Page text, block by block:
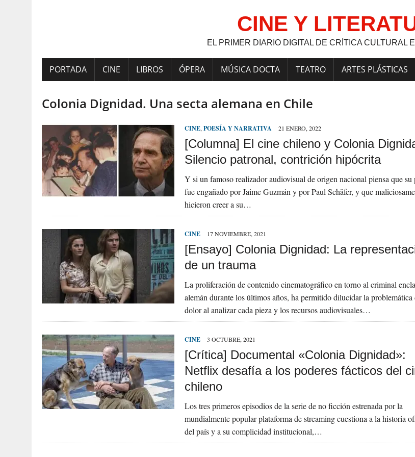
CINE Y
EL PRIMER DIARIO DIGITAL DE CRÍTICA CULTURAL
PORTADA CINE LIBROS ÓPERA MÚSICA DOCTA TEATRO ARTES PLÁSTICAS
Colonia Dignidad. Una secta alemana en Chile
CINE, POESÍA Y NARRATIVA 21 ENERO, 2022
[Columna] El cine chileno y Colonia
Silencio patronal, contrición hipócrita
Y si un famoso realizador audiovisual de origen nacional piensa que su
fue engañado por Jaime Guzmán y por Paul Schäfer, y que
hicieron creer a su…
CINE 17 NOVIEMBRE, 2021
[Ensayo] Colonia Dignidad: La
de un trauma
La proliferación de contenido cinematográfico en torno al criminal
alemán durante los últimos años, ha permitido dilucidar la problemática
dolor al analizar cada pieza y los recursos audiovisuales…
CINE 3 OCTUBRE, 2021
[Crítica] Documental «Colonia Dignidad»:
Netflix desafía a los poderes fácticos del
chileno
Los tres primeros episodios de la serie de no ficción estrenada por la
mundialmente popular plataforma de streaming cuestiona a la historia
del país y a su complicidad institucional,…